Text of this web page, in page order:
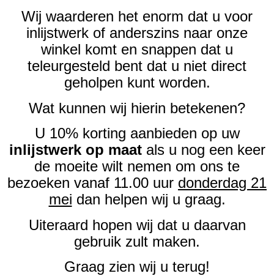
Wij waarderen het enorm dat u voor
inlijstwerk of anderszins naar onze
winkel komt en snappen dat u
teleurgesteld bent dat u niet direct
geholpen kunt worden.
Wat kunnen wij hierin betekenen?
U 10% korting aanbieden op uw
inlijstwerk op maatals u nog een keer
de moeite wilt nemen om ons te
bezoeken vanaf 11.00 uur donderdag 21
mei dan helpen wij u graag.
Uiteraard hopen wij dat u daarvan
gebruik zult maken.
Graag zien wij u terug!